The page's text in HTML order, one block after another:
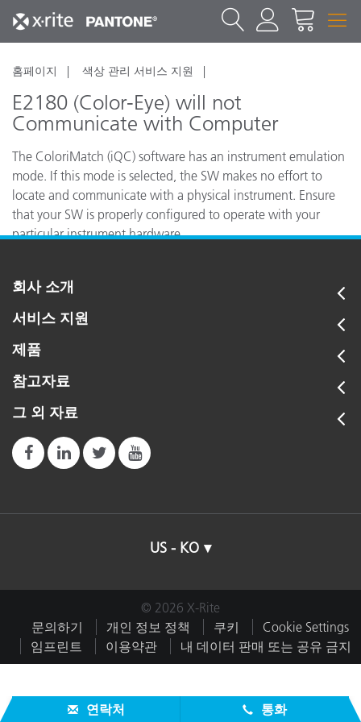
홈페이지 색상 관리 서비스 지원
E2180 (Color-Eye) will not
Communicate with Computer
The ColoriMatch (iQC) software has an instrument emulation
mode. If this mode is selected, the SW makes no effort to
locate and communicate with a physical instrument. Ensure
that your SW is properly configured to operate with your
particular instrument hardware.
회사 소개
서비스 지원
제품
참고자료
그 외 자료
US - KO
© 2026 X-Rite
문의하기
개인 정보 정책 쿠키
Cookie Settings
임프린트
이용약관 내 데이터 판매 또는 공유 금지
연락처 통화